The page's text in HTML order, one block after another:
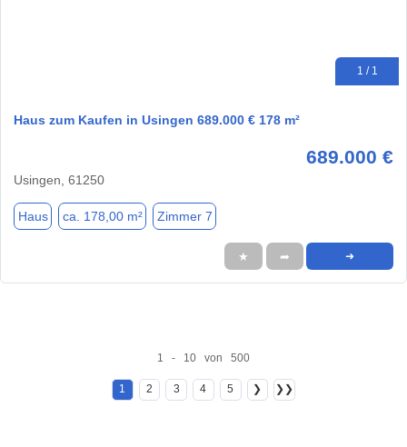
1 / 1
Haus zum Kaufen in Usingen 689.000 € 178 m²
689.000 €
Usingen, 61250
Haus ca. 178,00 m² Zimmer 7
★ ➦ ➜
1 - 10 von 500
1 2 3 4 5 ❯ ❯❯